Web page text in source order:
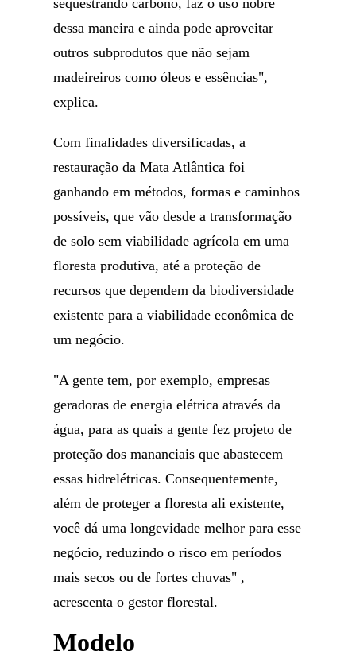
sequestrando carbono, faz o uso nobre
dessa maneira e ainda pode aproveitar
outros subprodutos que não sejam
madeireiros como óleos e essências",
explica.
Com finalidades diversificadas, a
restauração da Mata Atlântica foi
ganhando em métodos, formas e caminhos
possíveis, que vão desde a transformação
de solo sem viabilidade agrícola em uma
floresta produtiva, até a proteção de
recursos que dependem da biodiversidade
existente para a viabilidade econômica de
um negócio.
"A gente tem, por exemplo, empresas
geradoras de energia elétrica através da
água, para as quais a gente fez projeto de
proteção dos mananciais que abastecem
essas hidrelétricas. Consequentemente,
além de proteger a floresta ali existente,
você dá uma longevidade melhor para esse
negócio, reduzindo o risco em períodos
mais secos ou de fortes chuvas" ,
acrescenta o gestor florestal.
Modelo